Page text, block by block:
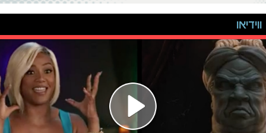
ווידיאו